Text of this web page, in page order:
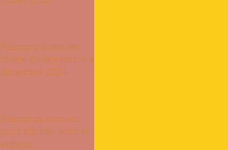
Planning formules
liberté de septembre à
décembre 2024
Plannings annuels
pour adultes, ados et
enfants